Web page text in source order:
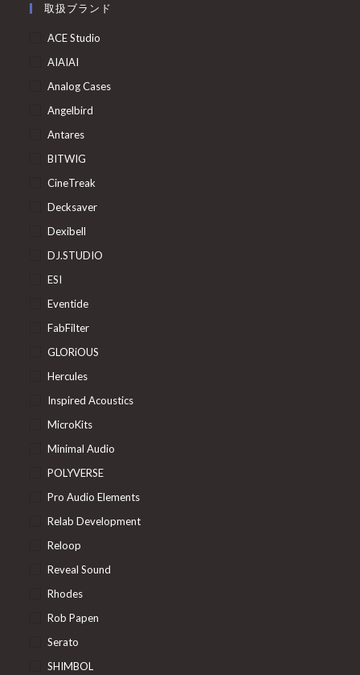
取扱ブランド
ACE Studio
AIAIAI
Analog Cases
Angelbird
Antares
BITWIG
CineTreak
Decksaver
Dexibell
DJ.STUDIO
ESI
Eventide
FabFilter
GLORiOUS
Hercules
Inspired Acoustics
MicroKits
Minimal Audio
POLYVERSE
Pro Audio Elements
Relab Development
Reloop
Reveal Sound
Rhodes
Rob Papen
Serato
SHIMBOL